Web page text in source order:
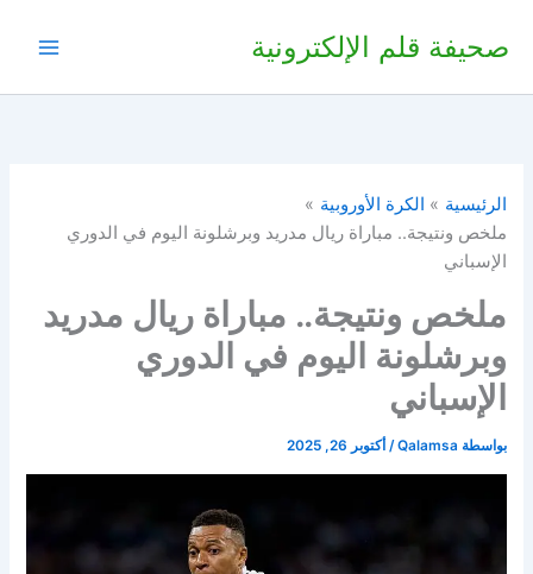
صحيفة قلم الإلكترونية
الرئيسية
الكرة الأوروبية
ملخص ونتيجة.. مباراة ريال مدريد وبرشلونة اليوم في الدوري
الإسباني
ملخص ونتيجة.. مباراة ريال مدريد
وبرشلونة اليوم في الدوري
الإسباني
بواسطة Qalamsa
/ أكتوبر 26, 2025